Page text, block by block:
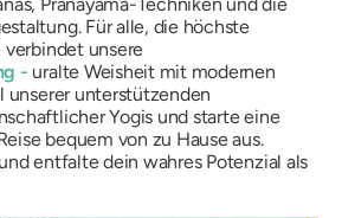
Pranayama-Techniken und die
Für alle, die höchste
verbindet unsere
- uralte Weisheit mit modernen
unserer unterstützenden
Yogis und starte eine
bequem von zu Hause aus.
entfalte dein wahres Potenzial als